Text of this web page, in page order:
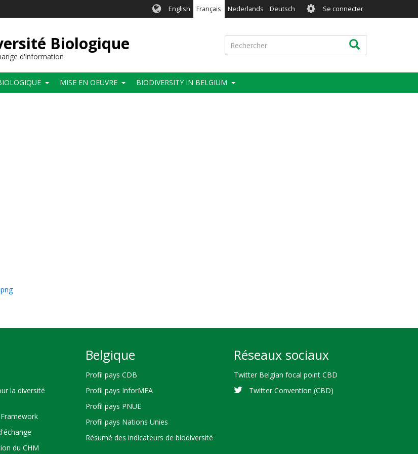
English Français Nederlands Deutsch User
account
menu
Se connecter
Biologique
d'information
Rechercher Rechercher
MISE EN OEUVRE BIODIVERSITY IN BELGIUM
la diversité
du CHM
Belgique
Profil pays CDB
Profil pays InforMEA
Profil pays PNUE
Profil pays Nations Unies
Résumé des indicateurs de biodiversité
Réseaux sociaux
Twitter Belgian focal point CBD
Twitter Convention (CBD)